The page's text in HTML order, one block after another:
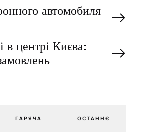
автомобиля
в центрі Києва:
ГАРЯЧА ОСТАННЄ